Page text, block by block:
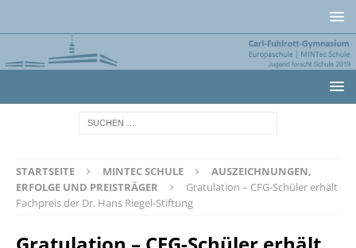
STARTSEITE MINTEC SCHULE
AUSZEICHNUNGEN,
ERFOLGE UND PREISTRÄGER
Gratulation – CFG-Schüler erhält
Fachpreis der Dr. Hans Riegel-Stiftung